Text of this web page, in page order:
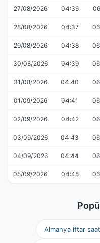
27/08/2026 04:36
28/08/2026 04:37
29/08/2026 04:38
30/08/2026 04:39
31/08/2026 04:40
01/09/2026 04:41
02/09/2026 04:42
03/09/2026 04:43
04/09/2026 04:44
05/09/2026 04:45
Almanya iftar